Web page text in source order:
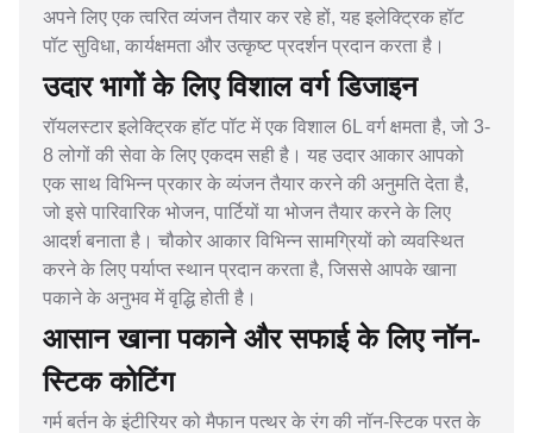
अपने लिए एक त्वरित व्यंजन तैयार कर रहे हों, यह इलेक्ट्रिक हॉट
पॉट सुविधा, कार्यक्षमता और उत्कृष्ट प्रदर्शन प्रदान करता है।
उदार भागों के लिए विशाल वर्ग डिजाइन
रॉयलस्टार इलेक्ट्रिक हॉट पॉट में एक विशाल 6L वर्ग क्षमता है, जो 3-
8 लोगों की सेवा के लिए एकदम सही है। यह उदार आकार आपको
एक साथ विभिन्न प्रकार के व्यंजन तैयार करने की अनुमति देता है,
जो इसे पारिवारिक भोजन, पार्टियों या भोजन तैयार करने के लिए
आदर्श बनाता है। चौकोर आकार विभिन्न सामग्रियों को व्यवस्थित
करने के लिए पर्याप्त स्थान प्रदान करता है, जिससे आपके खाना
पकाने के अनुभव में वृद्धि होती है।
आसान खाना पकाने और सफाई के लिए नॉन-
स्टिक कोटिंग
गर्म बर्तन के इंटीरियर को मैफान पत्थर के रंग की नॉन-स्टिक परत के